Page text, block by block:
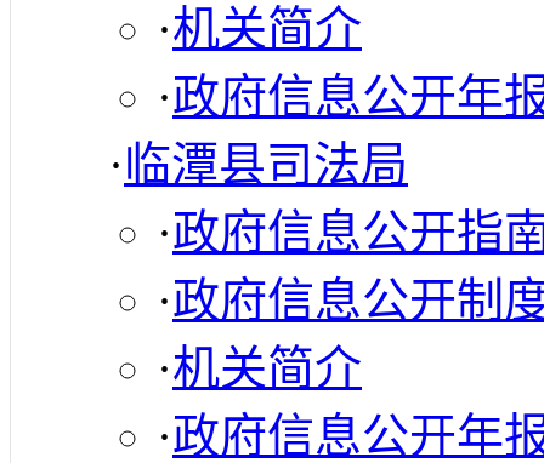
·机关简介
·政府信息公开年
·临潭县司法局
·政府信息公开指
·政府信息公开制
·机关简介
·政府信息公开年